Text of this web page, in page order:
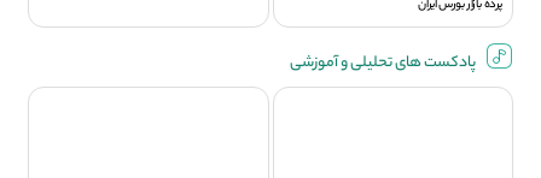
پرده بازار بورس ایران
پادکست های تحلیلی و آموزشی